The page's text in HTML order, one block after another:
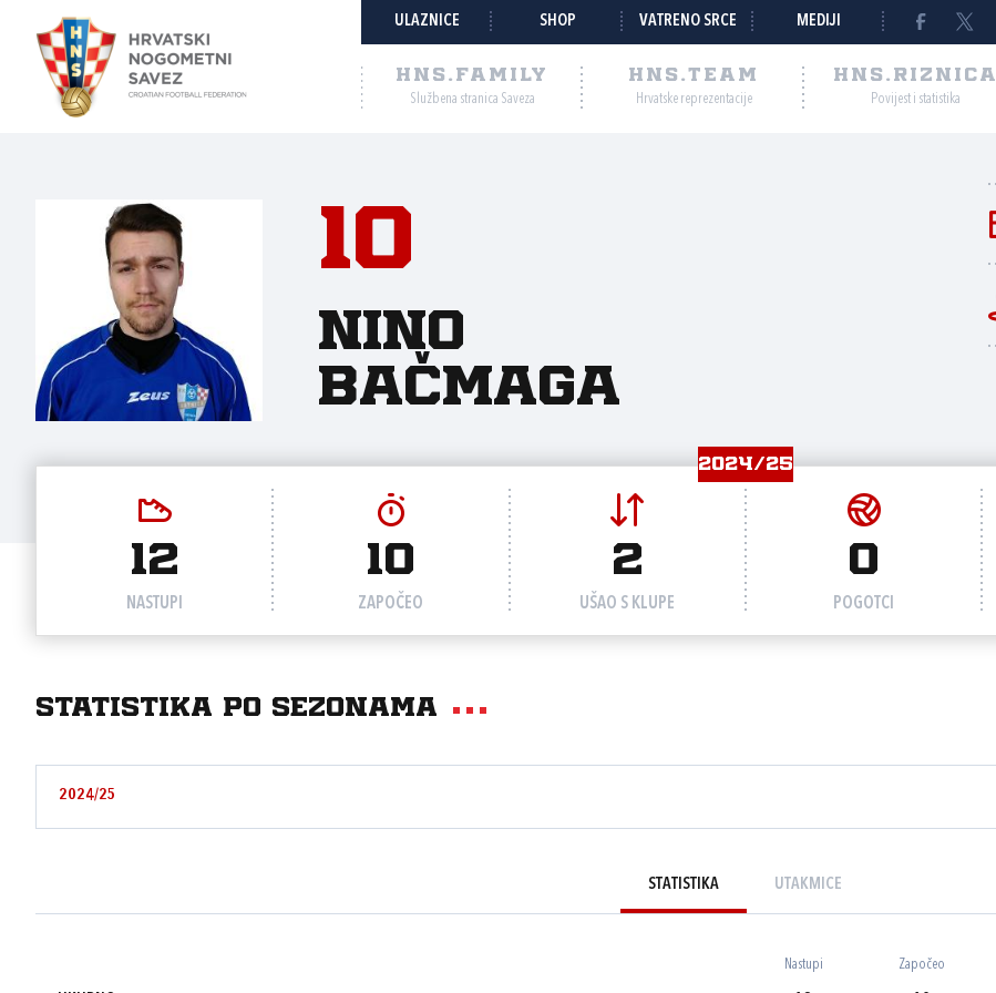
ULAZNICE SHOP VATRENO SRCE MEDIJI
HNS.FAMILY
Službena stranica Saveza
HNS.TEAM
Hrvatske reprezentacije
HNS.RIZNICA
Povijest i statistika
10
Nino
Bačmaga
2024/25
12
NASTUPI
10
ZAPOČEO
2
UŠAO S KLUPE
0
POGOTCI
Statistika po sezonama
2024/25
STATISTIKA UTAKMICE
Nastupi Započeo